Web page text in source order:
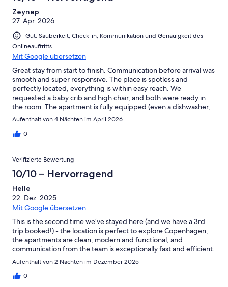
Zeynep
27. Apr. 2026
Gut: Sauberkeit, Check-in, Kommunikation und Genauigkeit des
Onlineauftritts
Mit Google übersetzen
Great stay from start to finish. Communication before arrival was
smooth and super responsive. The place is spotless and
perfectly located, everything is within easy reach. We
requested a baby crib and high chair, and both were ready in
the room. The apartment is fully equipped (even a dishwasher,
iron, and ironing board), which made traveling with a baby so
much easier. Only thing to note: there’s no elevator and quite a
few stairs, so if you’re coming with a stroller, go for a ground
Aufenthalt von 4 Nächten im April 2026
0
Verifizierte Bewertung
10/10 – Hervorragend
Helle
22. Dez. 2025
Mit Google übersetzen
This is the second time we’ve stayed here (and we have a 3rd
trip booked!) - the location is perfect to explore Copenhagen,
the apartments are clean, modern and functional, and
communication from the team is exceptionally fast and efficient.
Aufenthalt von 2 Nächten im Dezember 2025
0